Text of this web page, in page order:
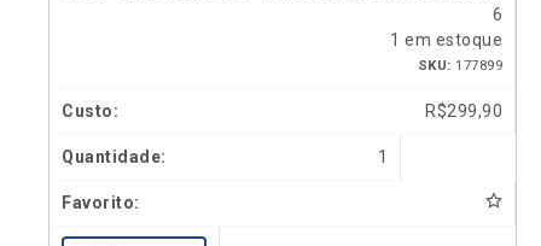
6
1 em estoque
SKU: 177899
R$299,90
1